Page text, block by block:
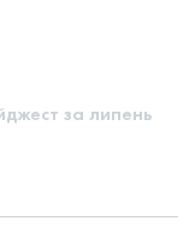
за липень